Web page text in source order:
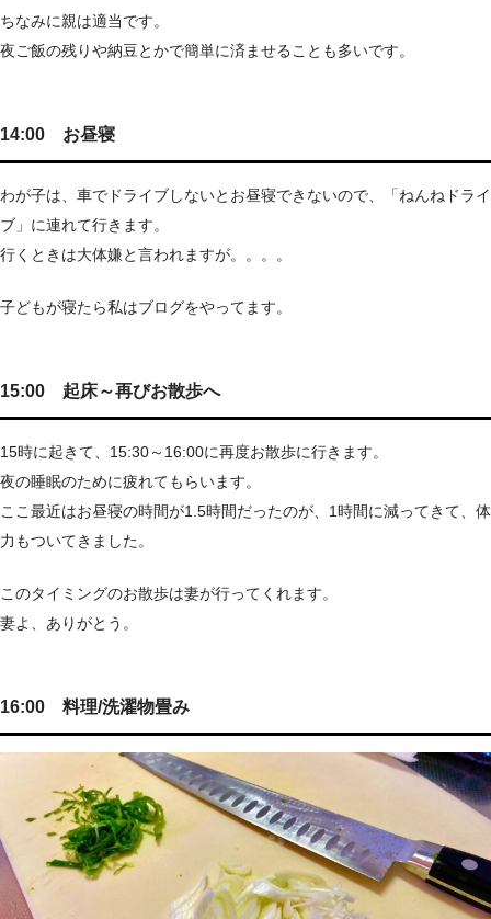
ちなみに親は適当です。
夜ご飯の残りや納豆とかで簡単に済ませることも多いです。
14:00 お昼寝
わが子は、車でドライブしないとお昼寝できないので、「ねんねドライ
ブ」に連れて行きます。
行くときは大体嫌と言われますが。。。。
子どもが寝たら私はブログをやってます。
15:00 起床～再びお散歩へ
15時に起きて、15:30～16:00に再度お散歩に行きます。
夜の睡眠のために疲れてもらいます。
ここ最近はお昼寝の時間が1.5時間だったのが、1時間に減ってきて、体
力もついてきました。
このタイミングのお散歩は妻が行ってくれます。
妻よ、ありがとう。
16:00 料理/洗濯物畳み